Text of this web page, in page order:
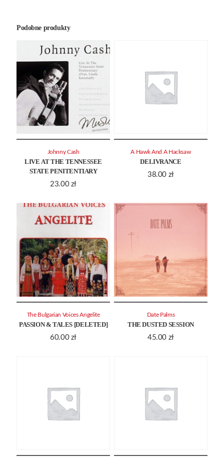
Podobne produkty
LIVE AT THE TENNESSEE
STATE PENITENTIARY
23.00 zł
Johnny Cash
DELIVRANCE
38.00 zł
A Hawk And A Hacksaw
PASSION & TALES [DELETED]
60.00 zł
The Bulgarian Voices Angelite
THE DUSTED SESSION
45.00 zł
Date Palms